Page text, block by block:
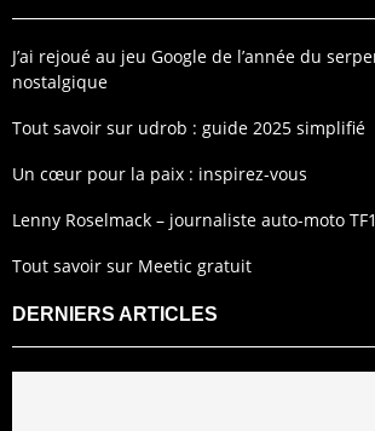
J’ai rejoué au jeu Google de l’année du
nostalgique
Tout savoir sur udrob : guide 2025 simplifié
Un cœur pour la paix : inspirez-vous
Lenny Roselmack – journaliste auto-moto TF1
Tout savoir sur Meetic gratuit
DERNIERS ARTICLES